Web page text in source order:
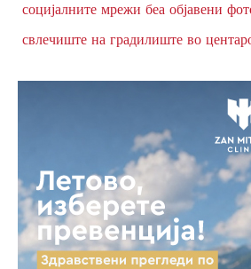
социјалните мрежи беа објавени
свлечиште на градилиште во